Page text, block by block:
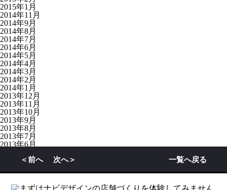
2015年1月
2014年11月
2014年9月
2014年8月
2014年7月
2014年6月
2014年5月
2014年4月
2014年3月
2014年2月
2014年1月
2013年12月
2013年11月
2013年10月
2013年9月
2013年8月
2013年7月
2013年6月
＜前へ 次へ＞ 一覧へ戻る